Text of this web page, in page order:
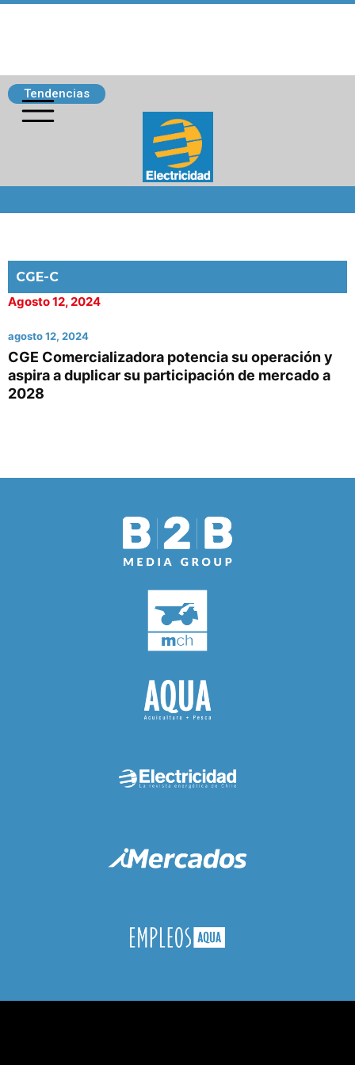
Tendencias
CGE-C
Agosto 12, 2024
agosto 12, 2024
CGE Comercializadora potencia su operación y
aspira a duplicar su participación de mercado a
2028